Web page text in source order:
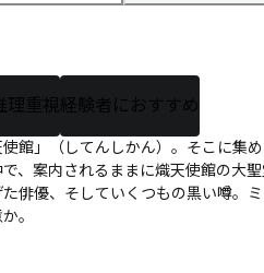
理重視経験者におすすめ
館」（してんしかん）。そこに集
、案内されるままに熾天使館の大
俳優、そしていくつもの黒い噂。
。